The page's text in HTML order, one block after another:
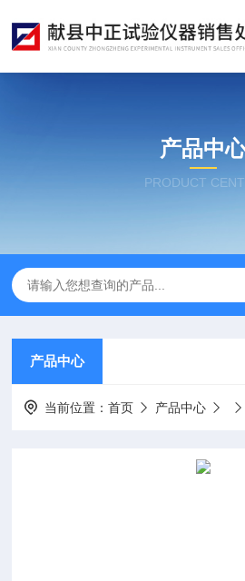
产品中
PRODUCT
产品中心
当前位置：首页 产品中心